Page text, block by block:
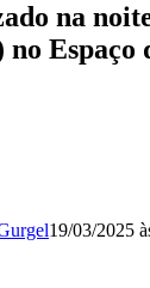
na
Espaço
19/03/2025